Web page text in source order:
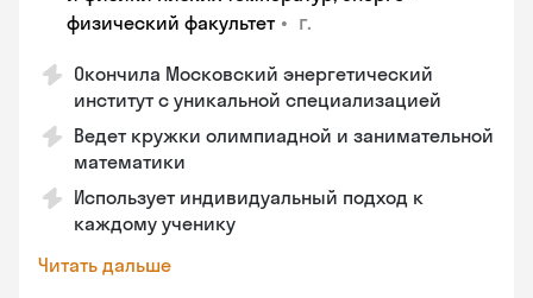
физический факультет • г.
Окончила Московский энергетический
институт с уникальной специализацией
Ведет кружки олимпиадной и занимательной
математики
Использует индивидуальный подход к
каждому ученику
Читать дальше